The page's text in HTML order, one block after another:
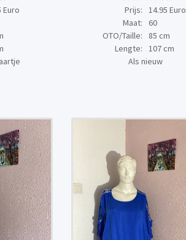
Euro
Prijs:
14.95 Euro
Maat:
60
OTO/Taille:
85 cm
Lengte:
107 cm
Als nieuw